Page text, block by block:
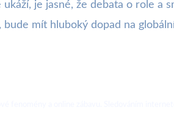
je jasné, že debata o role a
mít hluboký dopad na